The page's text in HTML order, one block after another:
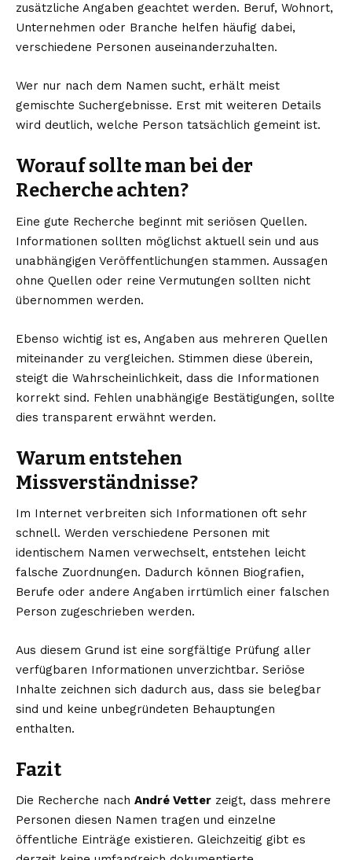
zusätzliche Angaben geachtet werden. Beruf, Wohnort,
Unternehmen oder Branche helfen häufig dabei,
verschiedene Personen auseinanderzuhalten.
Wer nur nach dem Namen sucht, erhält meist
gemischte Suchergebnisse. Erst mit weiteren Details
wird deutlich, welche Person tatsächlich gemeint ist.
Worauf sollte man bei der
Recherche achten?
Eine gute Recherche beginnt mit seriösen Quellen.
Informationen sollten möglichst aktuell sein und aus
unabhängigen Veröffentlichungen stammen. Aussagen
ohne Quellen oder reine Vermutungen sollten nicht
übernommen werden.
Ebenso wichtig ist es, Angaben aus mehreren Quellen
miteinander zu vergleichen. Stimmen diese überein,
steigt die Wahrscheinlichkeit, dass die Informationen
korrekt sind. Fehlen unabhängige Bestätigungen, sollte
dies transparent erwähnt werden.
Warum entstehen
Missverständnisse?
Im Internet verbreiten sich Informationen oft sehr
schnell. Werden verschiedene Personen mit
identischem Namen verwechselt, entstehen leicht
falsche Zuordnungen. Dadurch können Biografien,
Berufe oder andere Angaben irrtümlich einer falschen
Person zugeschrieben werden.
Aus diesem Grund ist eine sorgfältige Prüfung aller
verfügbaren Informationen unverzichtbar. Seriöse
Inhalte zeichnen sich dadurch aus, dass sie belegbar
sind und keine unbegründeten Behauptungen
enthalten.
Fazit
Die Recherche nach André Vetter zeigt, dass mehrere
Personen diesen Namen tragen und einzelne
öffentliche Einträge existieren. Gleichzeitig gibt es